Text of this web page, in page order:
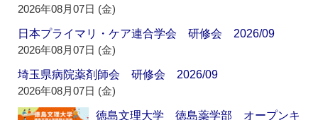
2026年08月07日 (金)
日本プライマリ・ケア連合学会 研修会 2026/09
2026年08月07日 (金)
埼玉県病院薬剤師会 研修会 2026/09
2026年08月07日 (金)
徳島文理大学 徳島薬学部 オープンキ